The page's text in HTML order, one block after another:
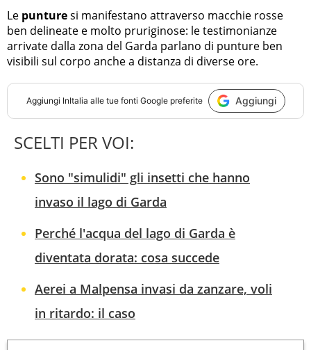
Le punturesi manifestano attraverso macchie rosse
ben delineate e molto pruriginose: le testimonianze
arrivate dalla zona del Garda parlano di punture ben
visibili sul corpo anche a distanza di diverse ore.
Aggiungi InItalia alle tue fonti Google preferite Aggiungi
SCELTI PER VOI:
Sono "simulidi" gli insetti che hanno
invaso il lago di Garda
Perché l'acqua del lago di Garda è
diventata dorata: cosa succede
Aerei a Malpensa invasi da zanzare, voli
in ritardo: il caso